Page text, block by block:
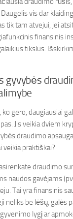
vis dar
tik tam atvejui, jei
finansinis
tikslus.
gyvybės
ko gero, daugiausiai
Jis veikia dviem
draudimo
veikia praktiškai?
draudimo
naudos gavėjams
Tai yra finansinis
neliks be lėšų, galės
lygį ar